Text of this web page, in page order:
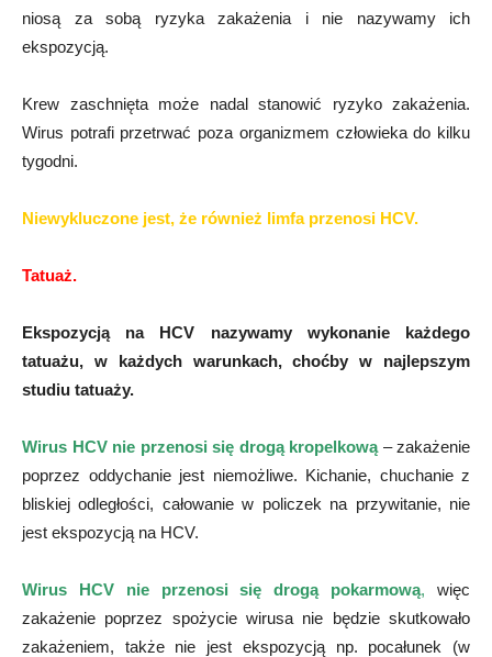
niosą za sobą ryzyka zakażenia i nie nazywamy ich
ekspozycją.
Krew zaschnięta może nadal stanowić ryzyko zakażenia.
Wirus potrafi przetrwać poza organizmem człowieka do kilku
tygodni.
Niewykluczone jest, że również limfa przenosi HCV.
Tatuaż.
Ekspozycją na HCV nazywamy wykonanie każdego
tatuażu, w każdych warunkach, choćby w najlepszym
studiu tatuaży.
Wirus HCV nie przenosi się drogą kropelkową– zakażenie
poprzez oddychanie jest niemożliwe. Kichanie, chuchanie z
bliskiej odległości, całowanie w policzek na przywitanie, nie
jest ekspozycją na HCV.
Wirus HCV nie przenosi się drogą pokarmową, więc
zakażenie poprzez spożycie wirusa nie będzie skutkowało
zakażeniem, także nie jest ekspozycją np. pocałunek (w